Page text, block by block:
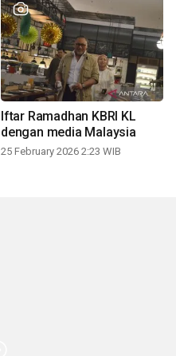
Iftar Ramadhan KBRI KL
dengan media Malaysia
25 February 2026 2:23 WIB